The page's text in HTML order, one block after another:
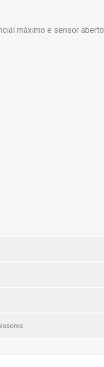
máximo e sensor aberto